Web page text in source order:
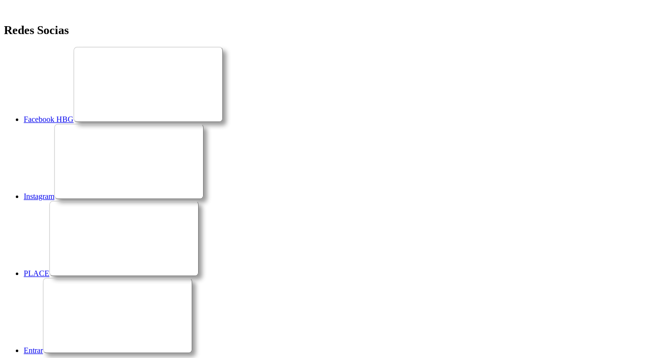
Saltar
para
Redes Socias
Facebook HBG
Instagram
PLACE
Entrar